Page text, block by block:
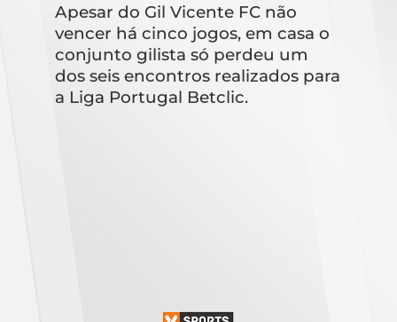
Apesar do Gil Vicente FC não
vencer há cinco jogos, em casa o
conjunto gilista só perdeu um
dos seis encontros realizados para
a Liga Portugal Betclic.